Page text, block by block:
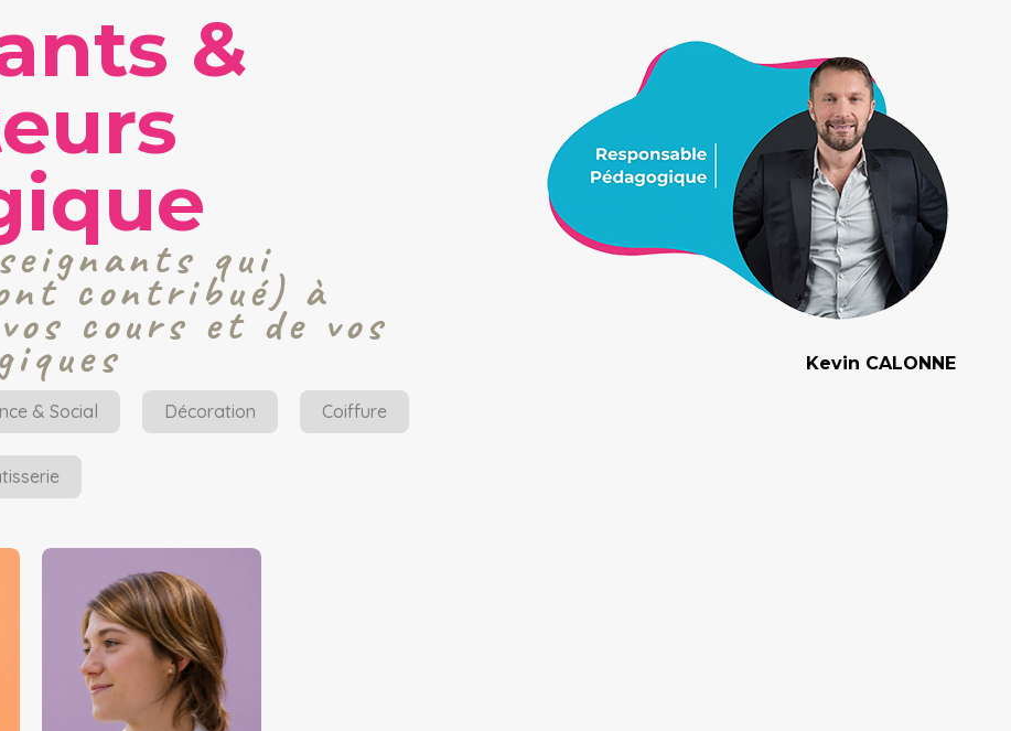
&
qui
contribué) à
cours et de vos
& Social Décoration Coiffure
Kevin CALONNE